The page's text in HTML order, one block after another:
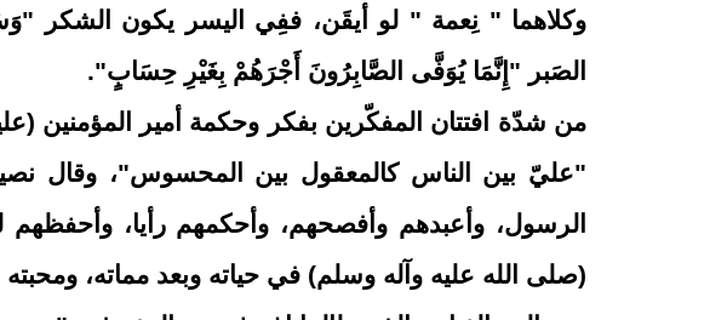
وكلاهما " نِعمة " لو أيقَن، ففِي اليسر يكون الشكر
الصَبر "إِنَّمَا يُوَفَّى الصَّابِرُونَ أَجْرَهُمْ بِغَيْرِ حِسَابٍ".
من شدّة افتتان المفكّرين بفكر وحكمة أمير المؤمنين
"عليّ بين الناس كالمعقول بين المحسوس"، وقال
الرسول، وأعبدهم وأفصحهم، وأحكمهم رأيا، وأحفظهم
(صلى الله عليه وآله وسلم) في حياته وبعد مماته، ومحبته